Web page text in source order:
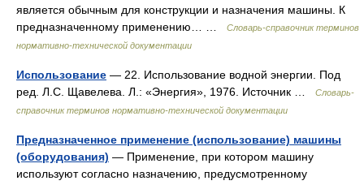
является обычным для конструкции и назначения машины. К
предназначенному применению… …
Словарь-справочник терминов
нормативно-технической документации
Использование — 22. Использование водной энергии. Под
ред. Л.С. Щавелева. Л.: «Энергия», 1976. Источник …
Словарь-
справочник терминов нормативно-технической документации
Предназначенное применение (использование) машины
(оборудования) — Применение, при котором машину
используют согласно назначению, предусмотренному